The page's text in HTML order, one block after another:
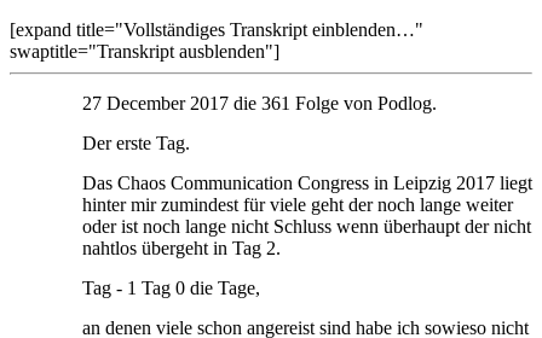
[expand title="Vollständiges Transkript einblenden…"
swaptitle="Transkript ausblenden"]
27 December 2017 die 361 Folge von Podlog.
Der erste Tag.
Das Chaos Communication Congress in Leipzig 2017 liegt
hinter mir zumindest für viele geht der noch lange weiter
oder ist noch lange nicht Schluss wenn überhaupt der nicht
nahtlos übergeht in Tag 2.
Tag - 1 Tag 0 die Tage,
an denen viele schon angereist sind habe ich sowieso nicht